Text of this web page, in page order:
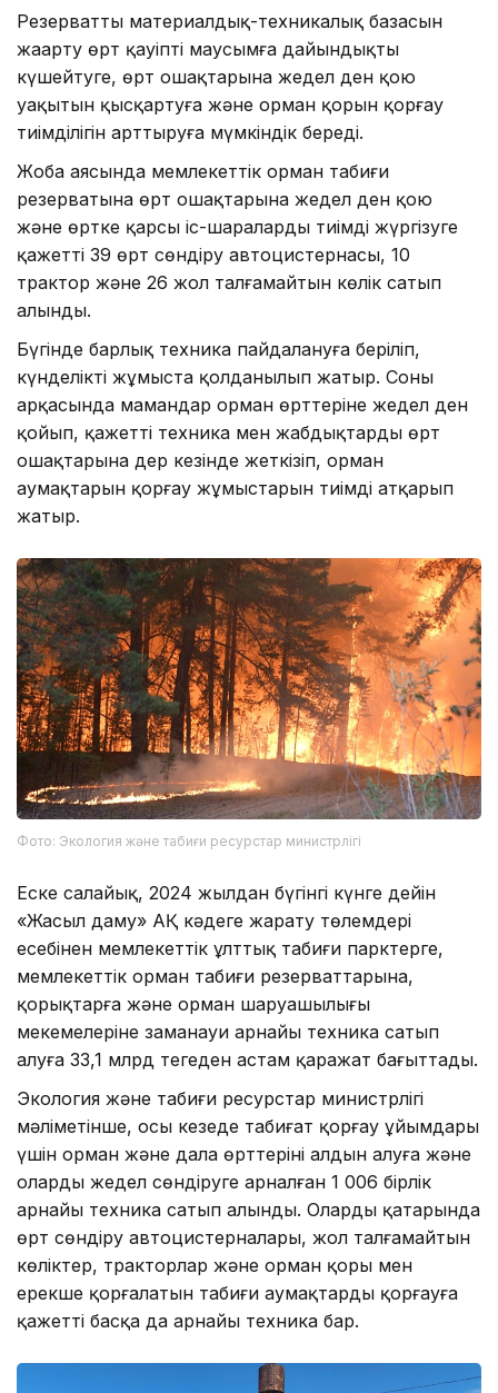
Резерваттың материалдық-техникалық базасын
жаңарту өрт қауіпті маусымға дайындықты
күшейтуге, өрт ошақтарына жедел ден қою
уақытын қысқартуға және орман қорын қорғау
тиімділігін арттыруға мүмкіндік береді.
Жоба аясында мемлекеттік орман табиғи
резерватына өрт ошақтарына жедел ден қою
және өртке қарсы іс-шараларды тиімді жүргізуге
қажетті 39 өрт сөндіру автоцистернасы, 10
трактор және 26 жол талғамайтын көлік сатып
алынды.
Бүгінде барлық техника пайдалануға беріліп,
күнделікті жұмыста қолданылып жатыр. Соның
арқасында мамандар орман өрттеріне жедел ден
қойып, қажетті техника мен жабдықтарды өрт
ошақтарына дер кезінде жеткізіп, орман
аумақтарын қорғау жұмыстарын тиімді атқарып
жатыр.
Фото: Экология және табиғи ресурстар министрлігі
Еске салайық, 2024 жылдан бүгінгі күнге дейін
«Жасыл даму» АҚ кәдеге жарату төлемдері
есебінен мемлекеттік ұлттық табиғи парктерге,
мемлекеттік орман табиғи резерваттарына,
қорықтарға және орман шаруашылығы
мекемелеріне заманауи арнайы техника сатып
алуға 33,1 млрд теңгеден астам қаражат бағыттады.
Экология және табиғи ресурстар министрлігі
мәліметінше, осы кезеңде табиғат қорғау ұйымдары
үшін орман және дала өрттерінің алдын алуға және
оларды жедел сөндіруге арналған 1 006 бірлік
арнайы техника сатып алынды. Олардың қатарында
өрт сөндіру автоцистерналары, жол талғамайтын
көліктер, тракторлар және орман қоры мен
ерекше қорғалатын табиғи аумақтарды қорғауға
қажетті басқа да арнайы техника бар.